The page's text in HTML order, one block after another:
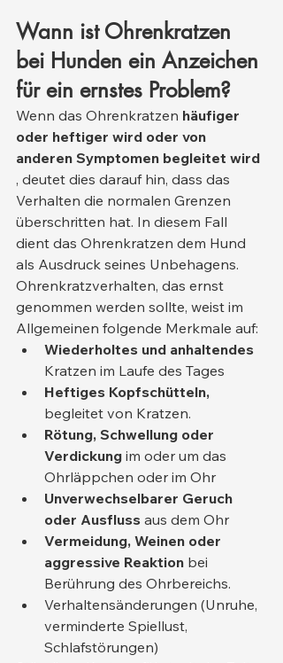
Wann ist Ohrenkratzen
bei Hunden ein Anzeichen
für ein ernstes Problem?
Wenn das Ohrenkratzen häufiger
oder heftiger wird oder von
anderen Symptomen begleitet wird
, deutet dies darauf hin, dass das
Verhalten die normalen Grenzen
überschritten hat. In diesem Fall
dient das Ohrenkratzen dem Hund
als Ausdruck seines Unbehagens.
Ohrenkratzverhalten, das ernst
genommen werden sollte, weist im
Allgemeinen folgende Merkmale auf:
Wiederholtes und anhaltendes
Kratzen im Laufe des Tages
Heftiges Kopfschütteln,
begleitet von Kratzen.
Rötung, Schwellung oder
Verdickung im oder um das
Ohrläppchen oder im Ohr
Unverwechselbarer Geruch
oder Ausfluss aus dem Ohr
Vermeidung, Weinen oder
aggressive Reaktion bei
Berührung des Ohrbereichs.
Verhaltensänderungen (Unruhe,
verminderte Spiellust,
Schlafstörungen)